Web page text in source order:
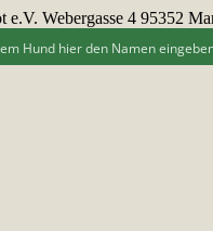
e.V. Webergasse 4 95352